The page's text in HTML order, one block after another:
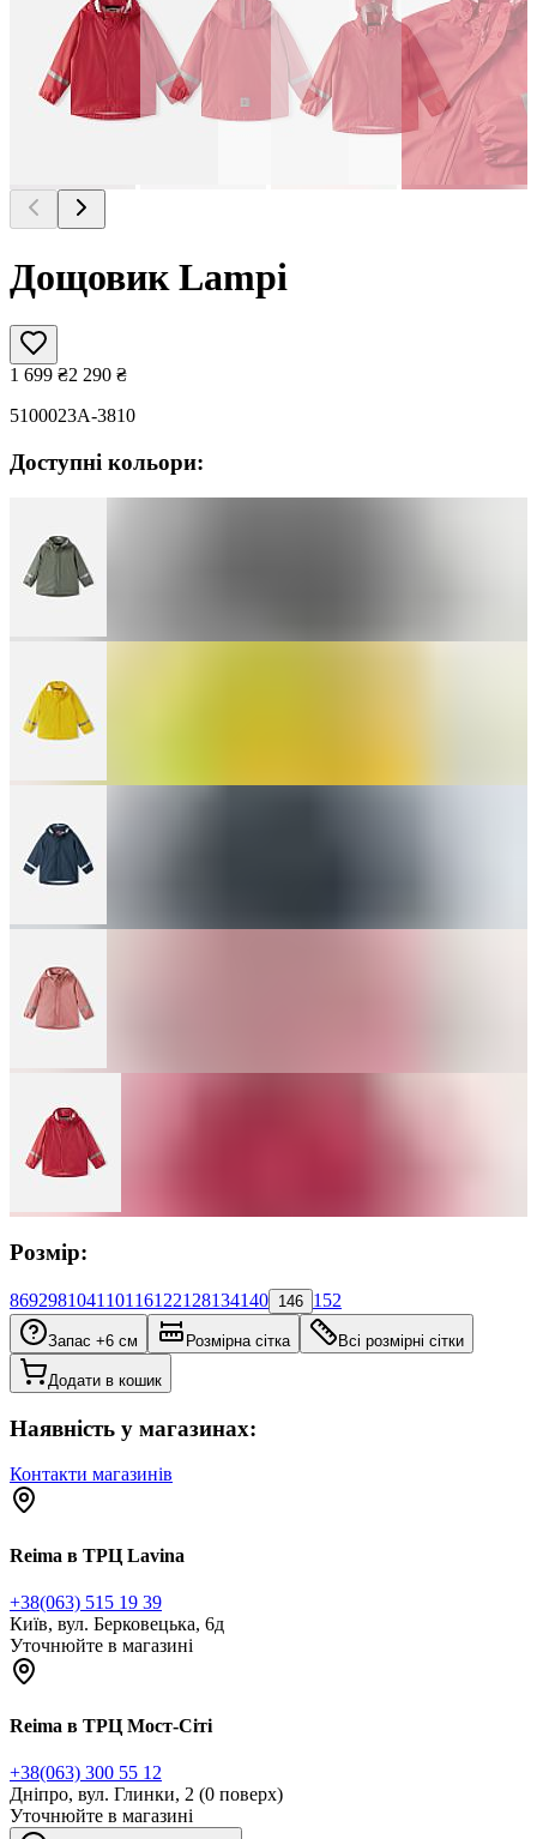
Дощовик Lampi
1 699 ₴2 290 ₴
5100023A-3810
Доступні кольори:
Розмір:
869298104110116122128134140 146 152
Запас +6 см Розмірна сітка Всі розмірні сітки
Додати в кошик
Наявність у магазинах:
Контакти магазинів
Reima в ТРЦ Lavina
+38(063) 515 19 39
Київ, вул. Берковецька, 6д
Уточнюйте в магазині
Reima в ТРЦ Мост-Сіті
+38(063) 300 55 12
Дніпро, вул. Глинки, 2 (0 поверх)
Уточнюйте в магазині